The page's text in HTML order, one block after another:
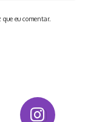
eu comentar.